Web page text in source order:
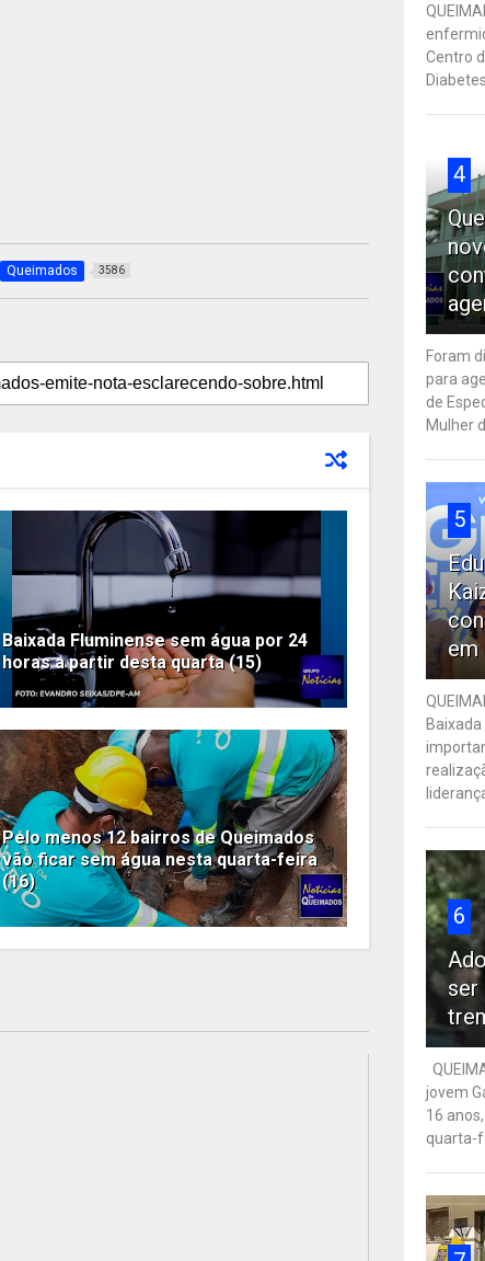
Queimados 3586
Baixada Fluminense sem água por 24
horas a partir desta quarta (15)
Pelo menos 12 bairros de Queimados
vão ficar sem água nesta quarta-feira
(16)
Centro
4
Foram
para
de
Mulher
5
em
6
ser
jovem
16
quarta-